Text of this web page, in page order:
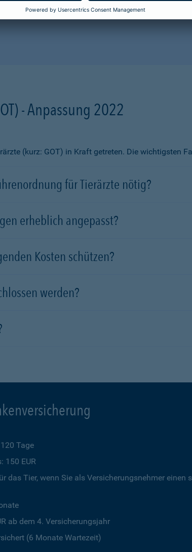
- Anpassung 2022
(kurz: GOT) in Kraft getreten. Die wichtigsten
für Tierärzte nötig?
erheblich angepasst?
Kosten schützen?
werden?
Tage
150 EUR
das Tier, wenn Sie als Versicherungsnehmer einen
ab dem 4. Versicherungsjahr
(6 Monate Wartezeit)